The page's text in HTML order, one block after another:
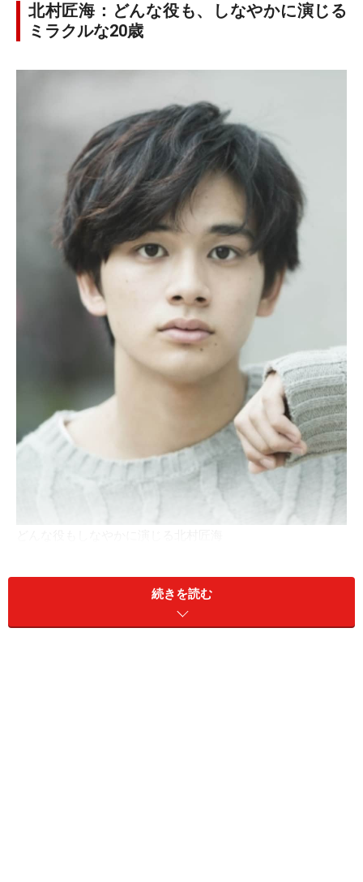
北村匠海：どんな役も、しなやかに演じる
ミラクルな20歳
ダンスロックバンド「DISH//」のボーカル＆ギターを務
めるなどアーティストの一面を持ちながら、俳優として
続きを読む